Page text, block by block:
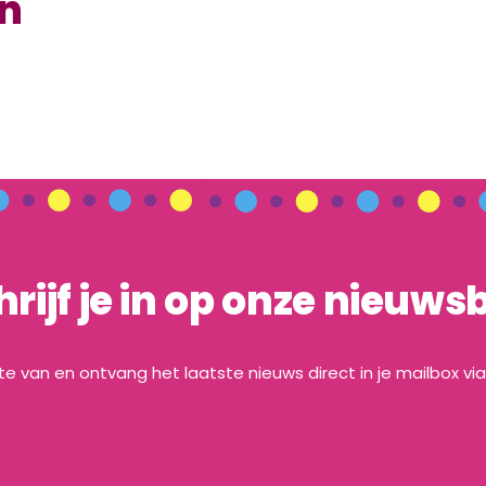
je in op onze
van en ontvang het laatste nieuws direct in je mailbox